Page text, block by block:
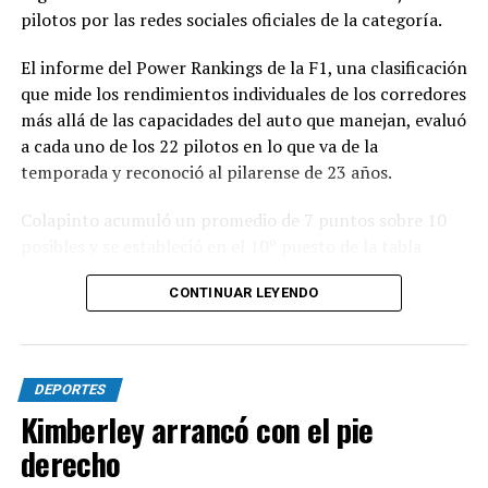
pilotos por las redes sociales oficiales de la categoría.
El informe del Power Rankings de la F1, una clasificación
que mide los rendimientos individuales de los corredores
más allá de las capacidades del auto que manejan, evaluó
a cada uno de los 22 pilotos en lo que va de la
temporada y reconoció al pilarense de 23 años.
Colapinto acumuló un promedio de 7 puntos sobre 10
general, igualado en puntaje con el francés Isack Hadjar,
que logró estabilidad con la compleja segunda butaca de
Las actuaciones del pilarense en la primera parte del
año elevaron las expectativas, ya que logró sumar
puntos en seis de las once carreras que se disputaron,
con un total de 19 unidades que lo ubican en el 12º
lugar en el campeonato.
CONTINUAR LEYENDO
DEPORTES
Kimberley arrancó con el pie
derecho